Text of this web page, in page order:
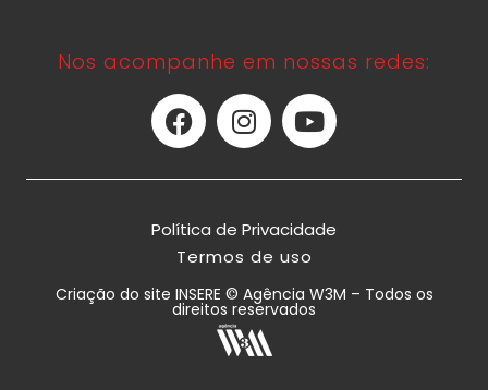
Nos acompanhe em nossas redes:
Política de Privacidade
Termos de uso
Criação do site INSERE © Agência W3M – Todos os
direitos reservados